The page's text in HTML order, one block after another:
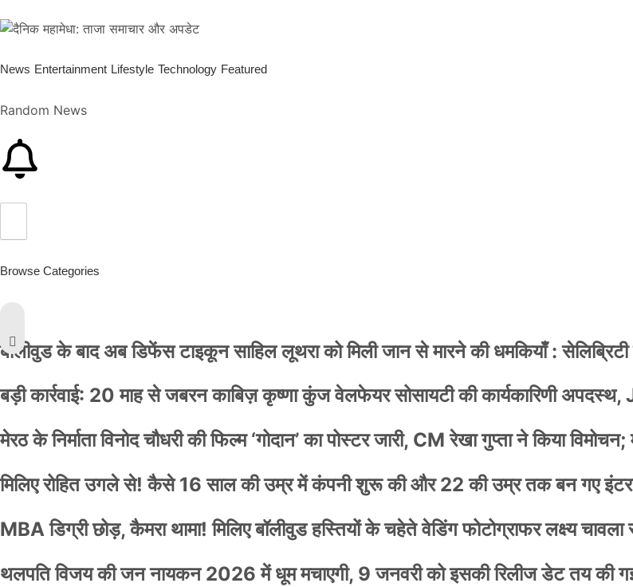
News Entertainment Lifestyle Technology Featured
Random News
Browse Categories
बॉलीवुड के बाद अब डिफेंस टाइकून साहिल लूथरा को मिली जान से मारने की धमकियाँ :
बड़ी कार्रवाई: 20 माह से जबरन काबिज़ कृष्णा कुंज वेलफेयर सोसायटी की कार्यकारिणी अपदस्थ,
मेरठ के निर्माता विनोद चौधरी की फिल्म ‘गोदान’ का पोस्टर जारी, CM रेखा गुप्ता ने किया
मिलिए रोहित उगले से! कैसे 16 साल की उम्र में कंपनी शुरू की और 22 की उम्र तक बन गए
MBA डिग्री छोड़, कैमरा थामा! मिलिए बॉलीवुड हस्तियों के चहेते वेडिंग फोटोग्राफर लक्ष्य चावला
थलपति विजय की जन नायकन 2026 में धूम मचाएगी, 9 जनवरी को इसकी रिलीज डेट तय की